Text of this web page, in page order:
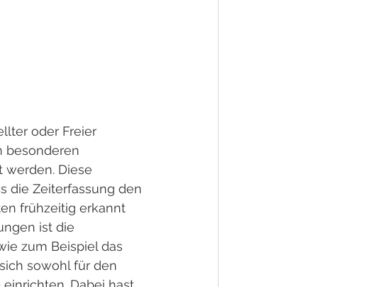
oder Freier
besonderen
Diese
die Zeiterfassung den
frühzeitig erkannt
ist die
zum Beispiel das
sowohl für den